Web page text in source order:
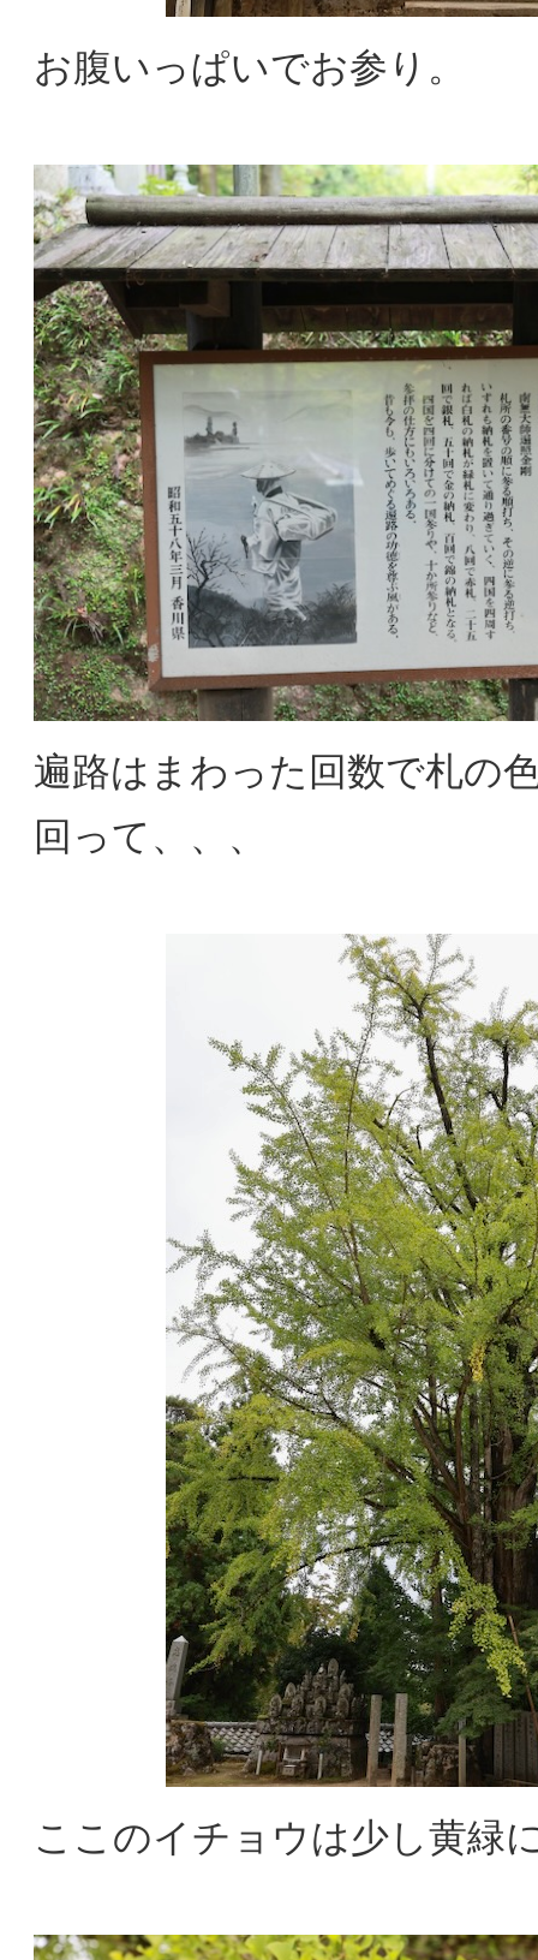
お腹いっぱいでお参り。
遍路はまわった回数で札の
回って、、、
ここのイチョウは少し黄緑